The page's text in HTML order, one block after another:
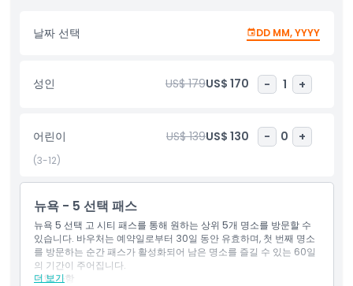
인먼트를 나만의 방식으로 경험하면서 여행 내내 편리함, 유연성, 절
약을 극대화할 수 있습니다.
하이라이트
포함 사항
아동 성인 정책
포함되지 않는 사항
알아야 할 사항
날짜 선택 DD MM, YYYY
성인 US$ 179US$ 170 - 1 +
어린이 US$ 139US$ 130 - 0 +
(3-12)
뉴욕 - 5 선택 패스
뉴욕 5 선택 고 시티 패스를 통해 원하는 상위 5개 명소를 방문할 수
있습니다. 바우처는 예약일로부터 30일 동안 유효하며, 첫 번째 명소
를 방문하는 순간 패스가 활성화되어 남은 명소를 즐길 수 있는 60일
의 기간이 주어집니다.
더 보기
포함 사항